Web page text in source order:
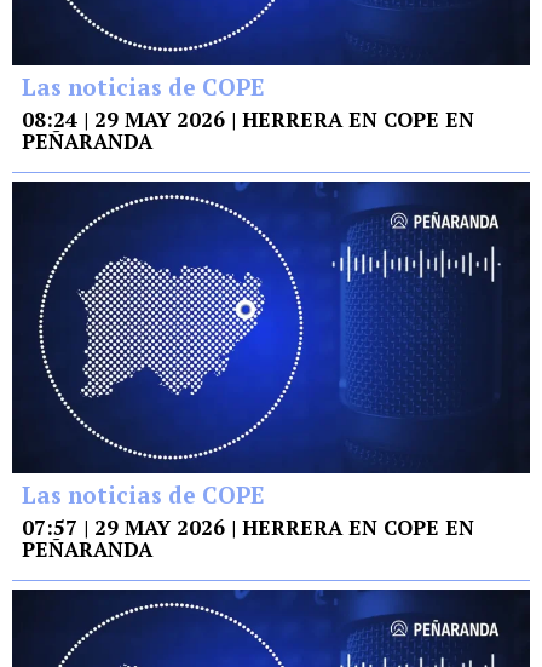
Las noticias de COPE
08:24 | 29 MAY 2026 | HERRERA EN COPE EN
PEÑARANDA
Las noticias de COPE
07:57 | 29 MAY 2026 | HERRERA EN COPE EN
PEÑARANDA